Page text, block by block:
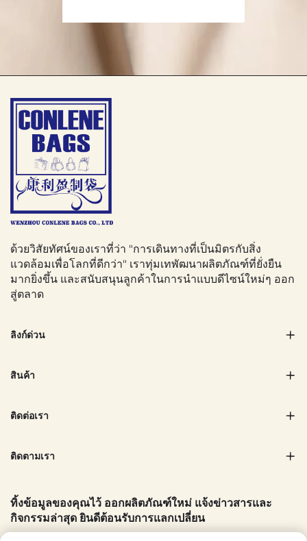
ด้วยวิสัยทัศน์ของเราที่ว่า "การเดินทางที่เป็นมิตรกับสิ่ง
แวดล้อมเพื่อโลกที่ดีกว่า" เราทุ่มเทพัฒนาผลิตภัณฑ์ที่ยั่งยืน
มากยิ่งขึ้น และสนับสนุนลูกค้าในการนำแบบดีไซน์ใหม่ๆ ออก
สู่ตลาด
ลิงก์ด่วน
สินค้า
ติดต่อเรา
ติดตามเรา
ทิ้งข้อมูลของคุณไว้ ออกผลิตภัณฑ์ใหม่ แจ้งข่าวสารและ
กิจกรรมล่าสุด ยินดีต้อนรับการแลกเปลี่ยน